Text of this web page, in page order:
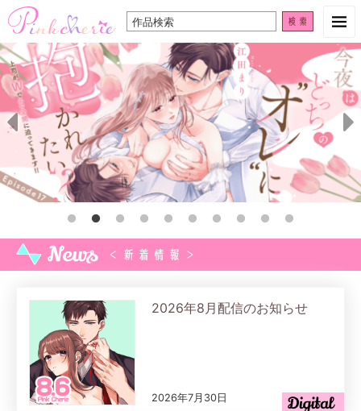
検
索:
2026年8月配信のお知らせ
2026年7月30日